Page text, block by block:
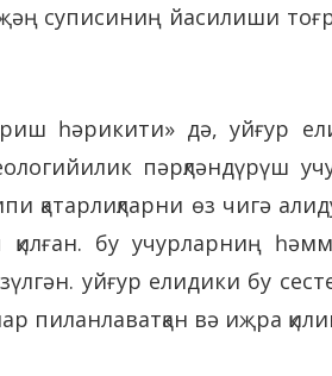
суписиниң йасилиши
һәрикити» дә, уйғур
пәрқләндүрүш
қатарлиқларни өз чигә
бу учурларниң
уйғур елидики бу
пиланлаватқан вә иҗра